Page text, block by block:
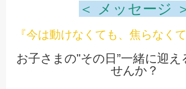
＜ メッセージ
『今は動けなくても、焦らなく
お子さまの"その日”一緒に迎え
せんか？